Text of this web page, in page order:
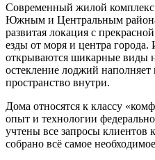
Современный жилой
Южным и Центральным
развитая локация с
езды от моря и центра
открываются шикарные виды
остекление лоджий
пространство внутри.
Дома относятся к классу
опыт и технологии
учтены все запросы
собрано всё самое